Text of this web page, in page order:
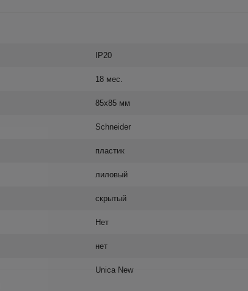
IP20
18 мес.
85х85 мм
Schneider
пластик
лиловый
скрытый
Нет
нет
Unica New